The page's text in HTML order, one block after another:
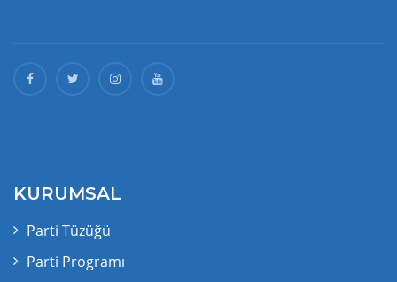
KURUMSAL
Parti Tüzüğü
Parti Programı